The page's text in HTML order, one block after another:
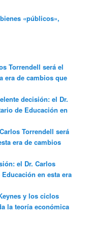
«públicos»,
Torrendell será el
era de cambios que
decisión: el Dr.
de Educación en
Torrendell será
era de cambios
el Dr. Carlos
en esta era
y los ciclos
la teoría económica